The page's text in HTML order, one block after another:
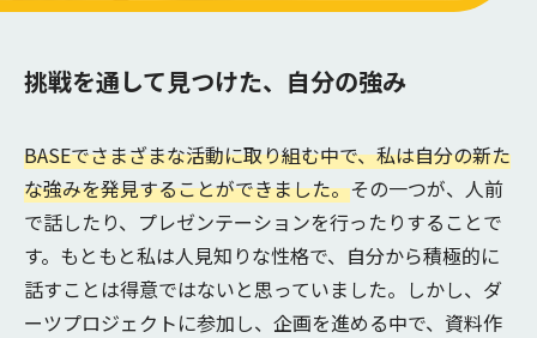
挑戦を通して見つけた、自分の強み
BASEでさまざまな活動に取り組む中で、私は自分の新た
な強みを発見することができました。その一つが、人前
で話したり、プレゼンテーションを行ったりすることで
す。もともと私は人見知りな性格で、自分から積極的に
話すことは得意ではないと思っていました。しかし、ダ
ーツプロジェクトに参加し、企画を進める中で、資料作